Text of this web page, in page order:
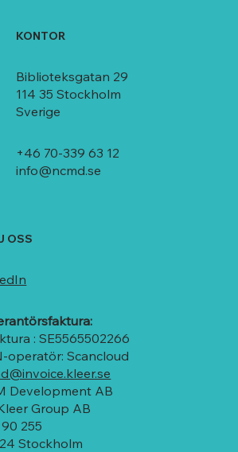
KONTOR
Biblioteksgatan 29
114 35 Stockholm
Sverige
+46 70-339 63 12
info@ncmd.se
OSS
: SE5565502266
operatör: Scancloud
Development AB
Group AB
255
Stockholm